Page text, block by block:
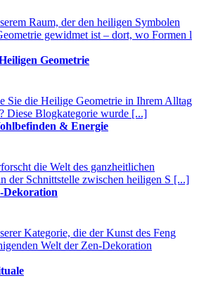
Raum, der den heiligen Symbolen
gewidmet ist – dort, wo Formen l
Geometrie
Sie die Heilige Geometrie in Ihrem Alltag
Diese Blogkategorie wurde [...]
& Energie
die Welt des ganzheitlichen
der Schnittstelle zwischen heiligen S [...]
Dekoration
Kategorie, die der Kunst des Feng
Welt der Zen-Dekoration